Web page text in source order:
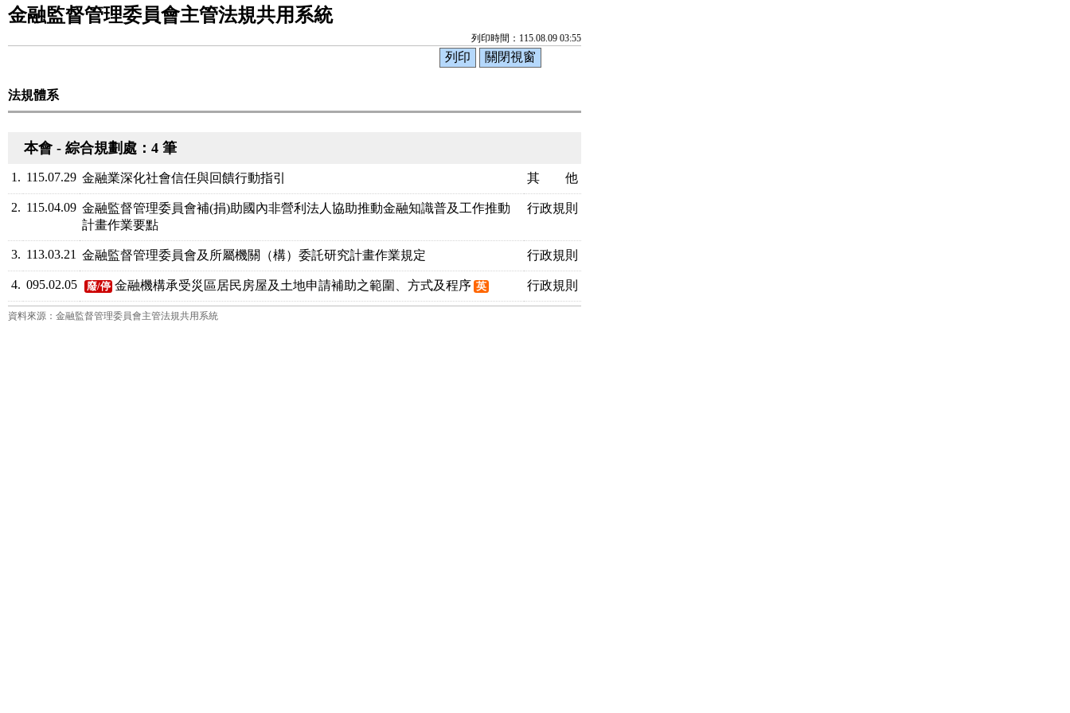
金融監督管理委員會主管法規共用系統
列印時間：115.08.09 03:55
法規體系
本會 - 綜合規劃處：4 筆
1. 115.07.29 金融業深化社會信任與回饋行動指引 其 他
2. 115.04.09 金融監督管理委員會補(捐)助國內非營利法人協助推動金融知識普及工作推動
計畫作業要點
行政規則
3. 113.03.21 金融監督管理委員會及所屬機關（構）委託研究計畫作業規定 行政規則
4. 095.02.05 廢/停 金融機構承受災區居民房屋及土地申請補助之範圍、方式及程序 英 行政規則
資料來源：金融監督管理委員會主管法規共用系統